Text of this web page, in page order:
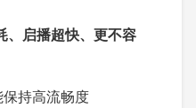
、启播超快、更不容
持高流畅度